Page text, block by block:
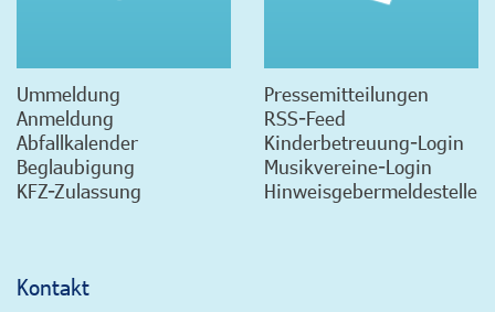
Ummeldung
Anmeldung
Abfallkalender
Beglaubigung
KFZ-Zulassung
Pressemitteilungen
RSS-Feed
Kinderbetreuung-Login
Musikvereine-Login
Hinweisgebermeldestelle
Kontakt